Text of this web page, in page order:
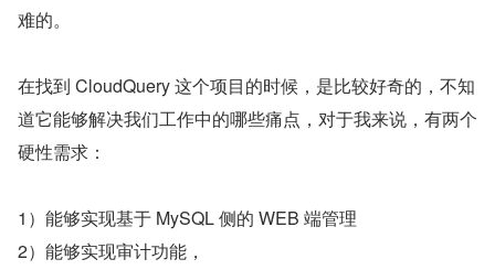
难的。
在找到 CloudQuery 这个项目的时候，是比较好奇的，不知
道它能够解决我们工作中的哪些痛点，对于我来说，有两个
硬性需求：
1）能够实现基于 MySQL 侧的 WEB 端管理
2）能够实现审计功能，